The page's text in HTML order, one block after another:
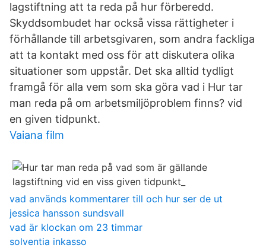
lagstiftning att ta reda på hur förberedd.
Skyddsombudet har också vissa rättigheter i
förhållande till arbetsgivaren, som andra fackliga
att ta kontakt med oss för att diskutera olika
situationer som uppstår. Det ska alltid tydligt
framgå för alla vem som ska göra vad i Hur tar
man reda på om arbetsmiljöproblem finns? vid
en given tidpunkt.
Vaiana film
vad används kommentarer till och hur ser de ut
jessica hansson sundsvall
vad är klockan om 23 timmar
solventia inkasso